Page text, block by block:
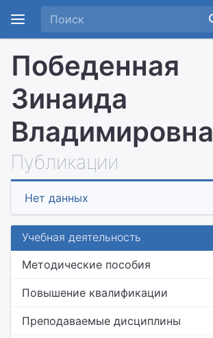
Победенная
Зинаида
Владимировна
Публикации
Нет данных
Учебная деятельность
Методические пособия
Повышение квалификации
Преподаваемые дисциплины